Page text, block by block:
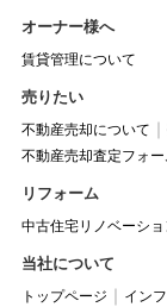
オーナー様へ
賃貸管理について
売りたい
不動産売却について
不動産売却査定フォー
リフォーム
中古住宅リノベーショ
当社について
トップページ イン